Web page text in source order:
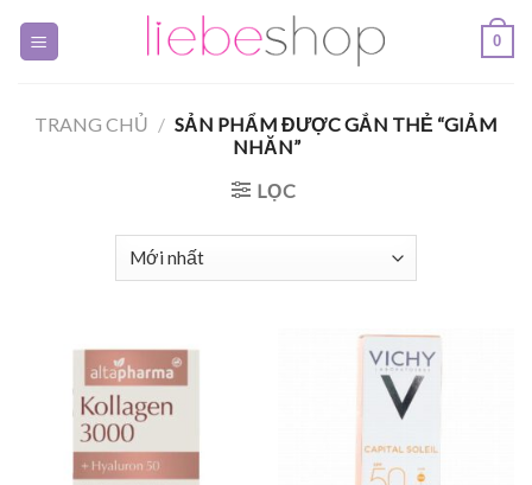
0
TRANG CHỦ / SẢN PHẨM ĐƯỢC GẮN THẺ “GIẢM
NHĂN”
LỌC